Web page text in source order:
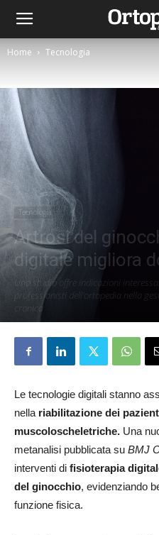
Home Tecnologia
Tecnologia
Artrosi del
digitale migliora
Uno studio offre indicazioni
professionisti dell’ortopedia nella
cronica
Le tecnologie digitali stanno
nella riabilitazione dei
muscoloscheletriche. Una
metanalisi pubblicata su BMJ
interventi di fisioterapia
del ginocchio, evidenziando
funzione fisica.